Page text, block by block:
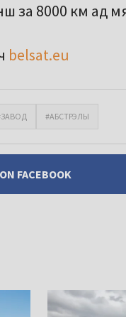
за 8000 км ад
belsat.eu
#АБСТРЭЛЫ
FACEBOOK